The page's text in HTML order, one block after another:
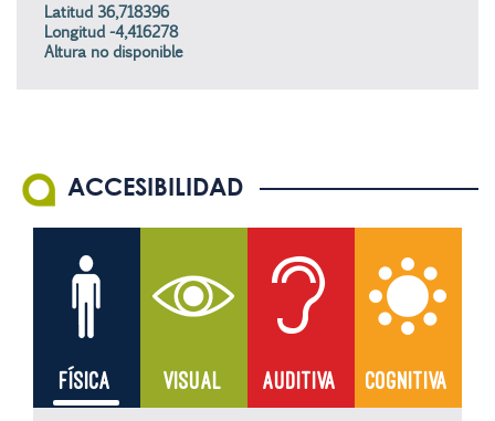
Latitud 36,718396
Longitud -4,416278
Altura no disponible
ACCESIBILIDAD
FÍSICA VISUAL AUDITIVA COGNITIVA